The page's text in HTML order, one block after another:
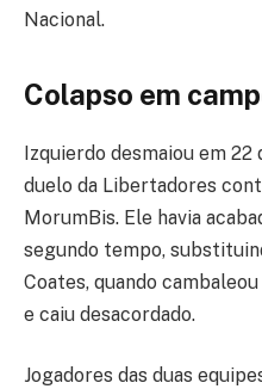
Nacional.
Colapso em
Izquierdo desmaiou em
duelo da Libertadores
MorumBis. Ele havia
segundo tempo,
Coates, quando
e caiu desacordado.
Jogadores das duas